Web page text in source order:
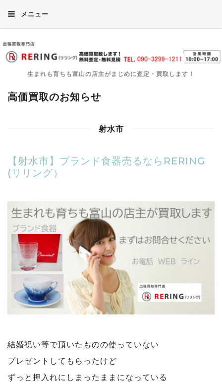
メニュー
生まれも育ちも富山の店主がまじめに査定・買取します！
高価買取のお知らせ
射水市
【射水市】ブランド食器売るならRERING
(リリング）
結婚祝い等で頂いたものの使っていない
プレゼントしてもらったけど
ずっと押入れにしまったままになっている